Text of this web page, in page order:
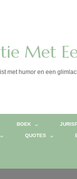
Met
met humor en een
BOEK
QUOTES